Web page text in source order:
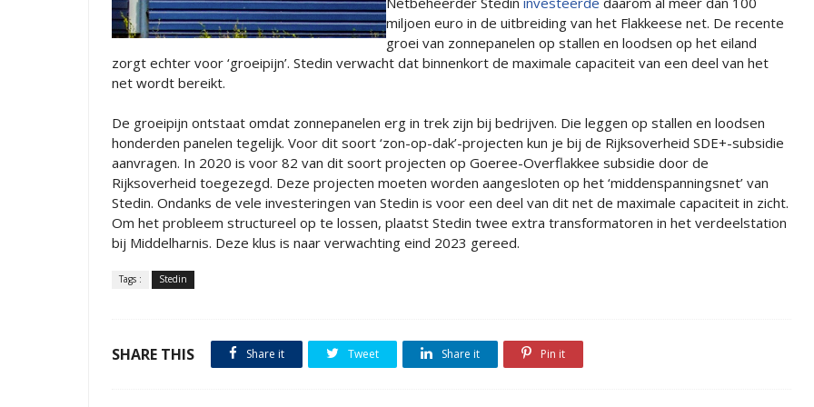
miljoen euro in de uitbreiding van het Flakkeese net. De recente
groei van zonnepanelen op stallen en loodsen op het eiland
zorgt echter voor ‘groeipijn’. Stedin verwacht dat binnenkort de maximale capaciteit van een deel van het
net wordt bereikt.
De groeipijn ontstaat omdat zonnepanelen erg in trek zijn bij bedrijven. Die leggen op stallen en loodsen
honderden panelen tegelijk. Voor dit soort ‘zon-op-dak’-projecten kun je bij de Rijksoverheid SDE+-subsidie
aanvragen. In 2020 is voor 82 van dit soort projecten op Goeree-Overflakkee subsidie door de
Rijksoverheid toegezegd. Deze projecten moeten worden aangesloten op het ‘middenspanningsnet’ van
Stedin. Ondanks de vele investeringen van Stedin is voor een deel van dit net de maximale capaciteit in zicht.
Om het probleem structureel op te lossen, plaatst Stedin twee extra transformatoren in het verdeelstation
bij Middelharnis. Deze klus is naar verwachting eind 2023 gereed.
Tags : Stedin
SHARE THIS Share it Tweet Share it Pin it